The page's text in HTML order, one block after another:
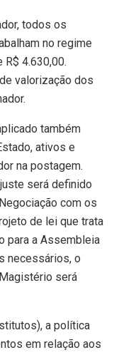
todos os
no regime
4.630,00.
valorização dos
também
ativos e
na postagem.
será definido
com os
de lei que trata
para a Assembleia
necessários, o
será
a política
em relação aos